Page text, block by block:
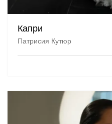
Капри
Патрисия Кутюр